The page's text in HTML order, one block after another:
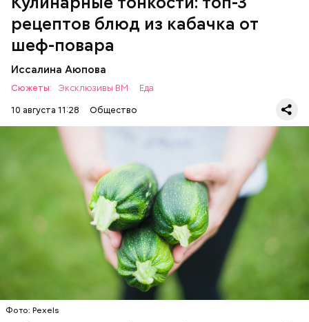
рецептов блюд из кабачка от
шеф-повара
Иссалина Аюпова
Сюжеты: Эксклюзивы ВМ
Еда
10 августа 11:28
Общество
Фото: Pexels
Что понадобится:
РЕЦЕПТЫ
Ингредиенты